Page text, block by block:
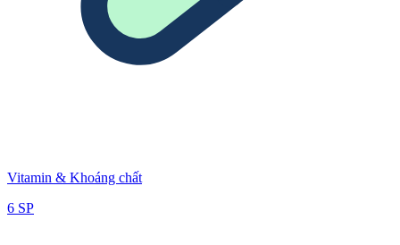
Vitamin & Khoáng chất
6 SP